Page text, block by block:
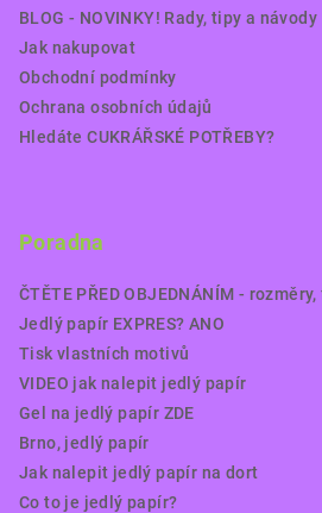
BLOG - NOVINKY! Rady, tipy a návody
Jak nakupovat
Obchodní podmínky
Ochrana osobních údajů
Hledáte CUKRÁŘSKÉ POTŘEBY?
Poradna
ČTĚTE PŘED OBJEDNÁNÍM -
Jedlý papír EXPRES? ANO
Tisk vlastních motivů
VIDEO jak nalepit jedlý papír
Gel na jedlý papír ZDE
Brno, jedlý papír
Jak nalepit jedlý papír na dort
Co to je jedlý papír?